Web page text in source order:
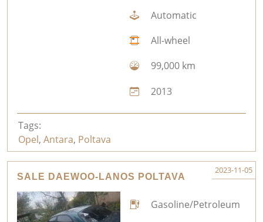
Automatic
All-wheel
99,000 km
2013
Tags:
Opel, Antara, Poltava
SALE DAEWOO-LANOS POLTAVA
2023-11-05
Gasoline/Petroleum